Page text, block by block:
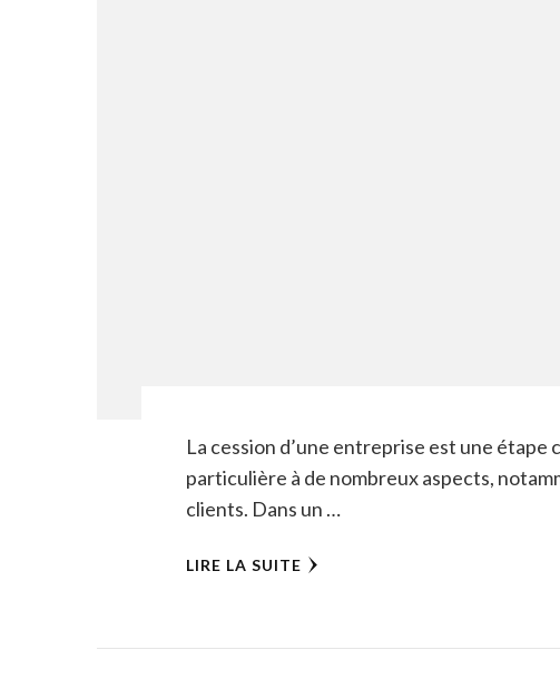
La cession d’une entreprise est une
particulière à de nombreux aspects,
clients. Dans un …
LIRE LA SUITE